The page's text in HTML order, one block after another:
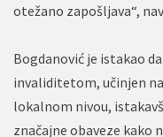
otežano zapošljava“,
Bogdanović je istakao
invaliditetom, učinjen
lokalnom nivou,
značajne obaveze kako